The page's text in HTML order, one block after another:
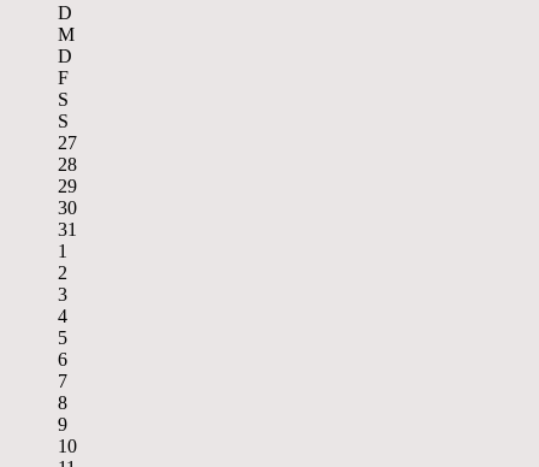
D
M
D
F
S
S
27
28
29
30
31
1
2
3
4
5
6
7
8
9
10